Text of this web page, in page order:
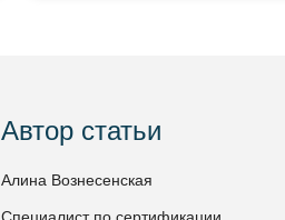
Автор статьи
Алина Вознесенская